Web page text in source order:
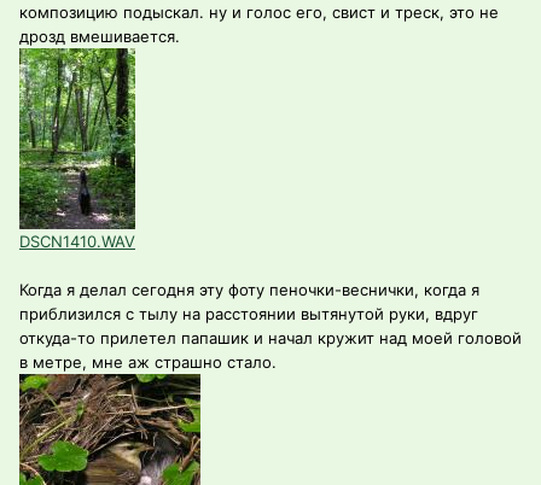
композицию подыскал. ну и голос его, свист и треск, это не
дрозд вмешивается.
DSCN1410.WAV
Когда я делал сегодня эту фоту пеночки-веснички, когда я
приблизился с тылу на расстоянии вытянутой руки, вдруг
откуда-то прилетел папашик и начал кружит над моей головой
в метре, мне аж страшно стало.